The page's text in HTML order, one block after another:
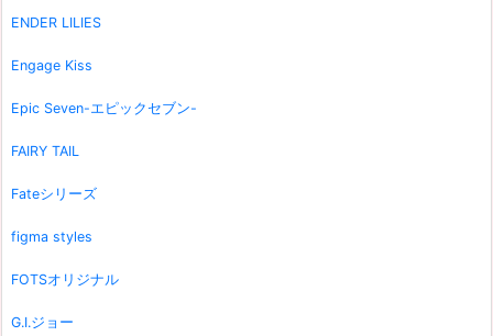
ENDER LILIES
Engage Kiss
Epic Seven-エピックセブン-
FAIRY TAIL
Fateシリーズ
figma styles
FOTSオリジナル
G.I.ジョー